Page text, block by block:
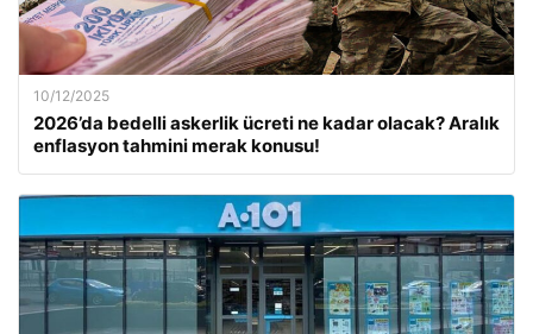
10/12/2025
2026’da bedelli askerlik ücreti ne kadar olacak? Aralık
enflasyon tahmini merak konusu!